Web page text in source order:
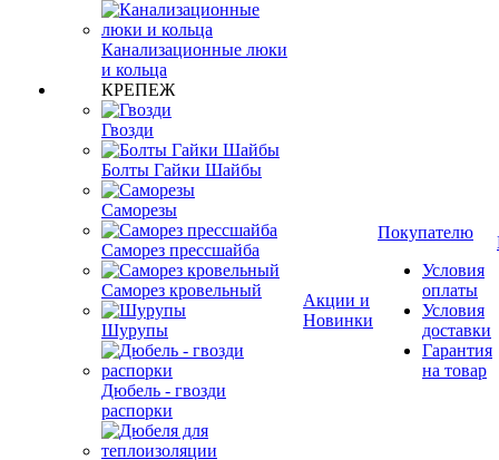
Канализационные люки
и кольца
КРЕПЕЖ
Гвозди
Болты Гайки Шайбы
Саморезы
Саморез прессшайба
Саморез кровельный
Шурупы
Дюбель - гвозди
распорки
Акции и
Новинки
Покупателю
Условия
оплаты
Условия
доставки
Гарантия
на товар